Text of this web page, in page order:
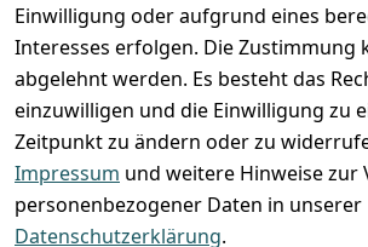
Einwilligung oder aufgrund eines
Interesses erfolgen. Die Zustimmung
abgelehnt werden. Es besteht das
einzuwilligen und die Einwilligung zu
Zeitpunkt zu ändern oder zu
Impressum und weitere Hinweise zur
personenbezogener Daten in unserer
Datenschutzerklärung.
VORKASSE